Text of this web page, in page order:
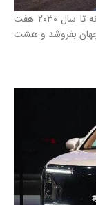
در برنامه جدید رنو برای آلپین قرار است این کارخانه تا سال ۲۰۳۰ هفت
جهان بفروشد و هشت